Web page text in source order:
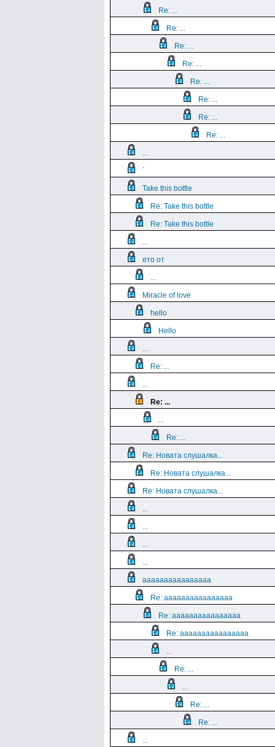
Re: ...
Re: ...
Re: ...
Re: ...
Re: ...
Re: ...
Re: ...
Re: ...
...
`
Take this bottle
Re: Take this bottle
Re: Take this bottle
...
ето от
...
Miracle of love
hello
Hello
...
Re: ...
...
Re: ...
...
Re: ...
Re: Новата слушалка...
Re: Новата слушалка...
Re: Новата слушалка...
...
...
...
...
aaaaaaaaaaaaaaaa
Re: aaaaaaaaaaaaaaaa
Re: aaaaaaaaaaaaaaaa
Re: aaaaaaaaaaaaaaaa
...
Re: ...
...
Re: ...
Re: ...
...